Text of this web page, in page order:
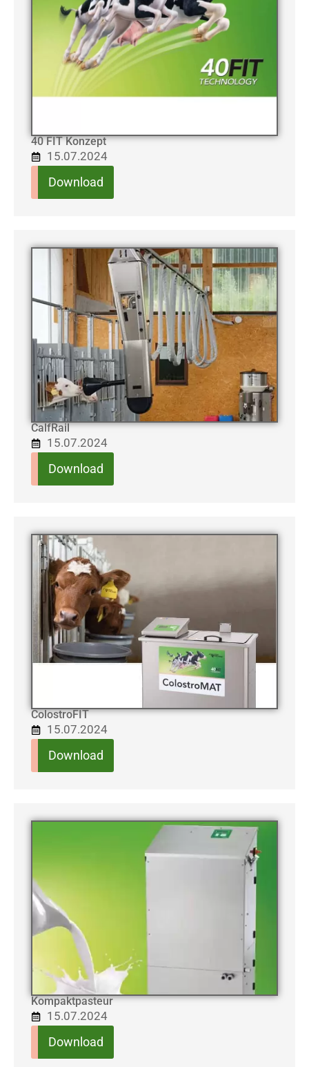
40 FIT Konzept
15.07.2024
Download
CalfRail
15.07.2024
Download
ColostroFIT
15.07.2024
Download
Kompaktpasteur
15.07.2024
Download